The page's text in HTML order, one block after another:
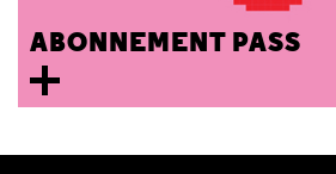
ABONNEMENT PASS